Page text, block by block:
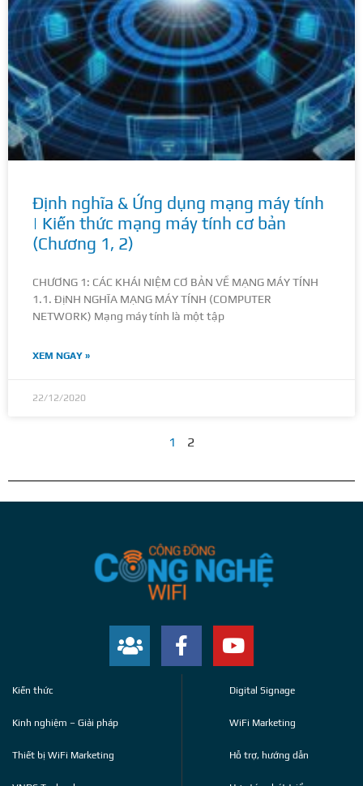
Định nghĩa & Ứng dụng mạng máy tính
| Kiến thức mạng máy tính cơ bản
(Chương 1, 2)
CHƯƠNG 1: CÁC KHÁI NIỆM CƠ BẢN VỀ MẠNG MÁY TÍNH
1.1. ĐịNH NGHĨA MẠNG MÁY TÍNH (COMPUTER
NETWORK) Mạng máy tính là một tập
XEM NGAY »
22/12/2020
1 2
Kiến thức
Kinh nghiệm – Giải pháp
Thiết bị WiFi Marketing
Digital Signage
WiFi Marketing
Hỗ trợ, hướng dẫn